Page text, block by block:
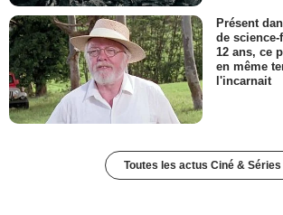
Présent
de
12 ans, ce
en même
l'incarnait
Toutes les actus Ciné & Séries